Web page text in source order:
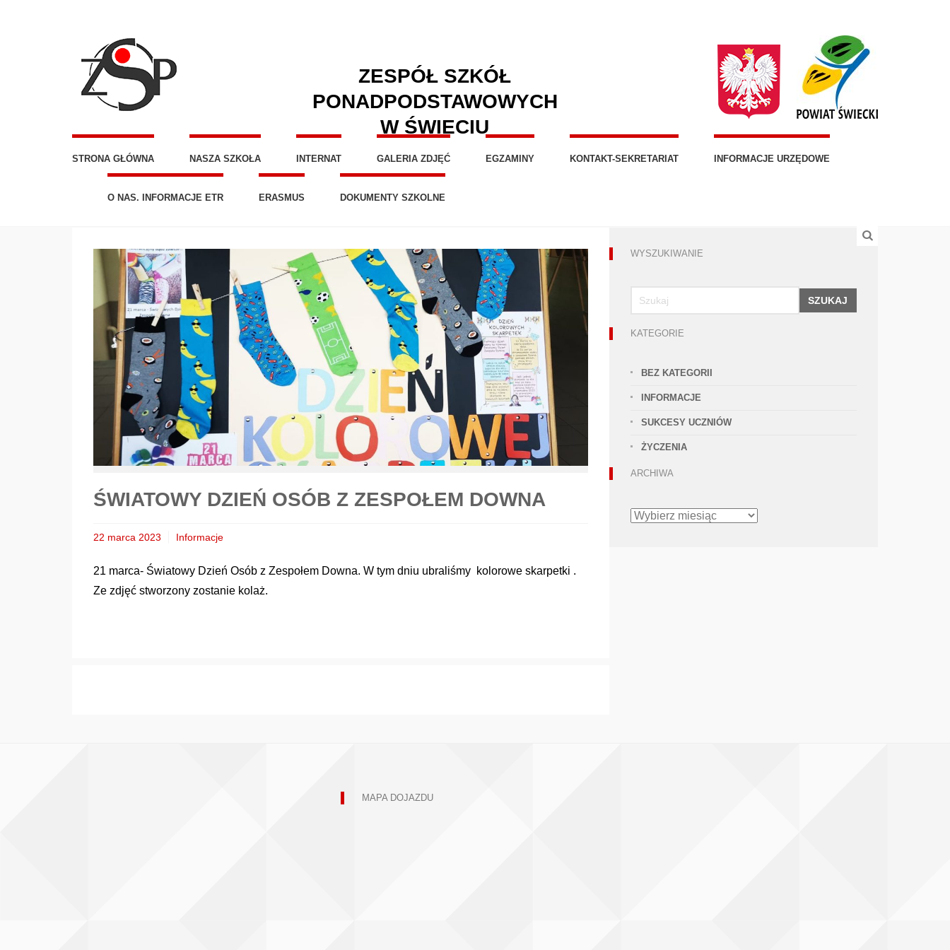
ZESPÓŁ SZKÓŁ
PONADPODSTAWOWYCH
W ŚWIECIU
STRONA GŁÓWNA NASZA SZKOŁA INTERNAT GALERIA ZDJĘĆ EGZAMINY KONTAKT-SEKRETARIAT INFORMACJE URZĘDOWE
O NAS. INFORMACJE ETR ERASMUS DOKUMENTY SZKOLNE
ŚWIATOWY DZIEŃ OSÓB Z ZESPOŁEM DOWNA
22 marca 2023 Informacje
21 marca- Światowy Dzień Osób z Zespołem Downa. W tym dniu ubraliśmy kolorowe skarpetki .
Ze zdjęć stworzony zostanie kolaż.
WYSZUKIWANIE
SZUKAJ
KATEGORIE
BEZ KATEGORII
INFORMACJE
SUKCESY UCZNIÓW
ŻYCZENIA
ARCHIWA
ARCHIWA
MAPA DOJAZDU